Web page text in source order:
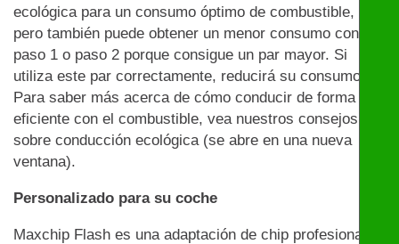
ecológica para un consumo óptimo de combustible,
pero también puede obtener un menor consumo con el
paso 1 o paso 2 porque consigue un par mayor. Si
utiliza este par correctamente, reducirá su consumo.
Para saber más acerca de cómo conducir de forma
eficiente con el combustible, vea nuestros consejos
sobre conducción ecológica (se abre en una nueva
ventana).
Personalizado para su coche
Maxchip Flash es una adaptación de chip profesional